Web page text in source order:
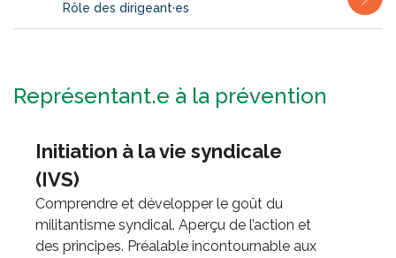
Rôle des dirigeant·es
Représentant.e à la prévention
Initiation à la vie syndicale
(IVS)
Comprendre et développer le goût du
militantisme syndical. Aperçu de l’action et
des principes. Préalable incontournable aux